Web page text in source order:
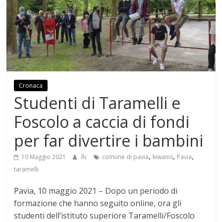
Cronaca
Studenti di Taramelli e
Foscolo a caccia di fondi
per far divertire i bambini
10 Maggio 2021 llc comune di pavia, kiwanis, Pavia,
taramelli
Pavia, 10 maggio 2021 – Dopo un periodo di
formazione che hanno seguito online, ora gli
studenti dell’istituto superiore Taramelli/Foscolo